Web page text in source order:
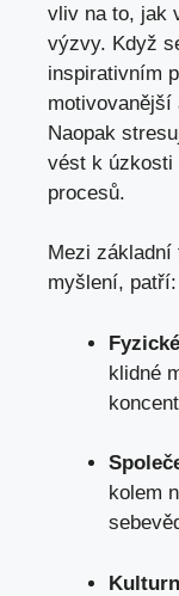
vliv na to, jak
výzvy. Když
inspirativním
motivovanější
Naopak
vést k úzkosti
procesů.
Mezi
myšlení, patří:
klidné
kolem